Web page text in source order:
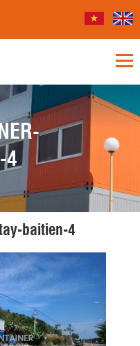
4
baitien-4